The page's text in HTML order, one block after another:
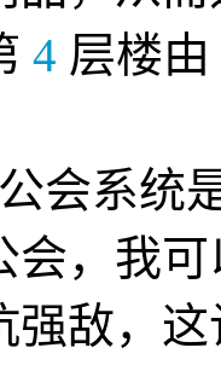
4 层楼由
会系统
会，我
强敌，